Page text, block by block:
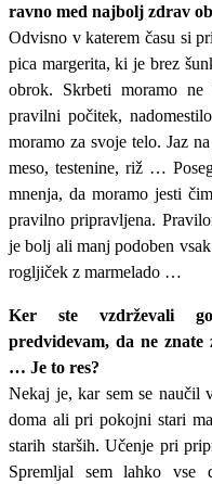
ravno med najbolj zdrav
Odvisno v katerem času si
pica margerita, ki je brez
obrok. Skrbeti moramo
pravilni počitek,
moramo za svoje telo. Jaz
meso, testenine, riž …
mnenja, da moramo jesti
pravilno pripravljena.
je bolj ali manj podoben
rogljiček z marmelado …
Ker ste vzdrževali
predvidevam, da ne
… Je to res?
Nekaj je, kar sem se naučil
doma ali pri pokojni stari
starih starših. Učenje pri
Spremljal sem lahko vse